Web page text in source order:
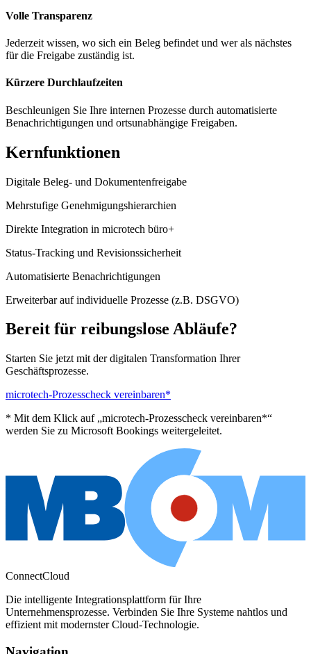
Volle Transparenz
Jederzeit wissen, wo sich ein Beleg befindet und wer als nächstes
für die Freigabe zuständig ist.
Kürzere Durchlaufzeiten
Beschleunigen Sie Ihre internen Prozesse durch automatisierte
Benachrichtigungen und ortsunabhängige Freigaben.
Kernfunktionen
Digitale Beleg- und Dokumentenfreigabe
Mehrstufige Genehmigungshierarchien
Direkte Integration in microtech büro+
Status-Tracking und Revisionssicherheit
Automatisierte Benachrichtigungen
Erweiterbar auf individuelle Prozesse (z.B. DSGVO)
Bereit für reibungslose Abläufe?
Starten Sie jetzt mit der digitalen Transformation Ihrer
Geschäftsprozesse.
microtech-Prozesscheck vereinbaren*
* Mit dem Klick auf „microtech-Prozesscheck vereinbaren*“
werden Sie zu Microsoft Bookings weitergeleitet.
ConnectCloud
Die intelligente Integrationsplattform für Ihre
Unternehmensprozesse. Verbinden Sie Ihre Systeme nahtlos und
effizient mit modernster Cloud-Technologie.